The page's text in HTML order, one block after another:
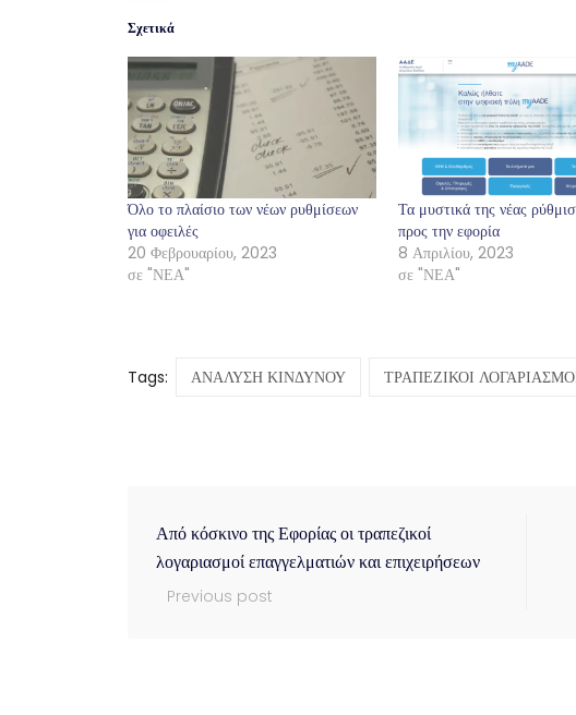
Σχετικά
Όλο το πλαίσιο των νέων ρυθμίσεων
για οφειλές
20 Φεβρουαρίου, 2023
σε "ΝΕΑ"
Τα μυστικά της νέας
προς την εφορία
8 Απριλίου, 2023
σε "ΝΕΑ"
Tags: ΑΝΑΛΥΣΗ ΚΙΝΔΥΝΟΥ ΤΡΑΠΕΖΙΚΟΙ
Από κόσκινο της Εφορίας οι τραπεζικοί
λογαριασμοί επαγγελματιών και επιχειρήσεων
Previous post